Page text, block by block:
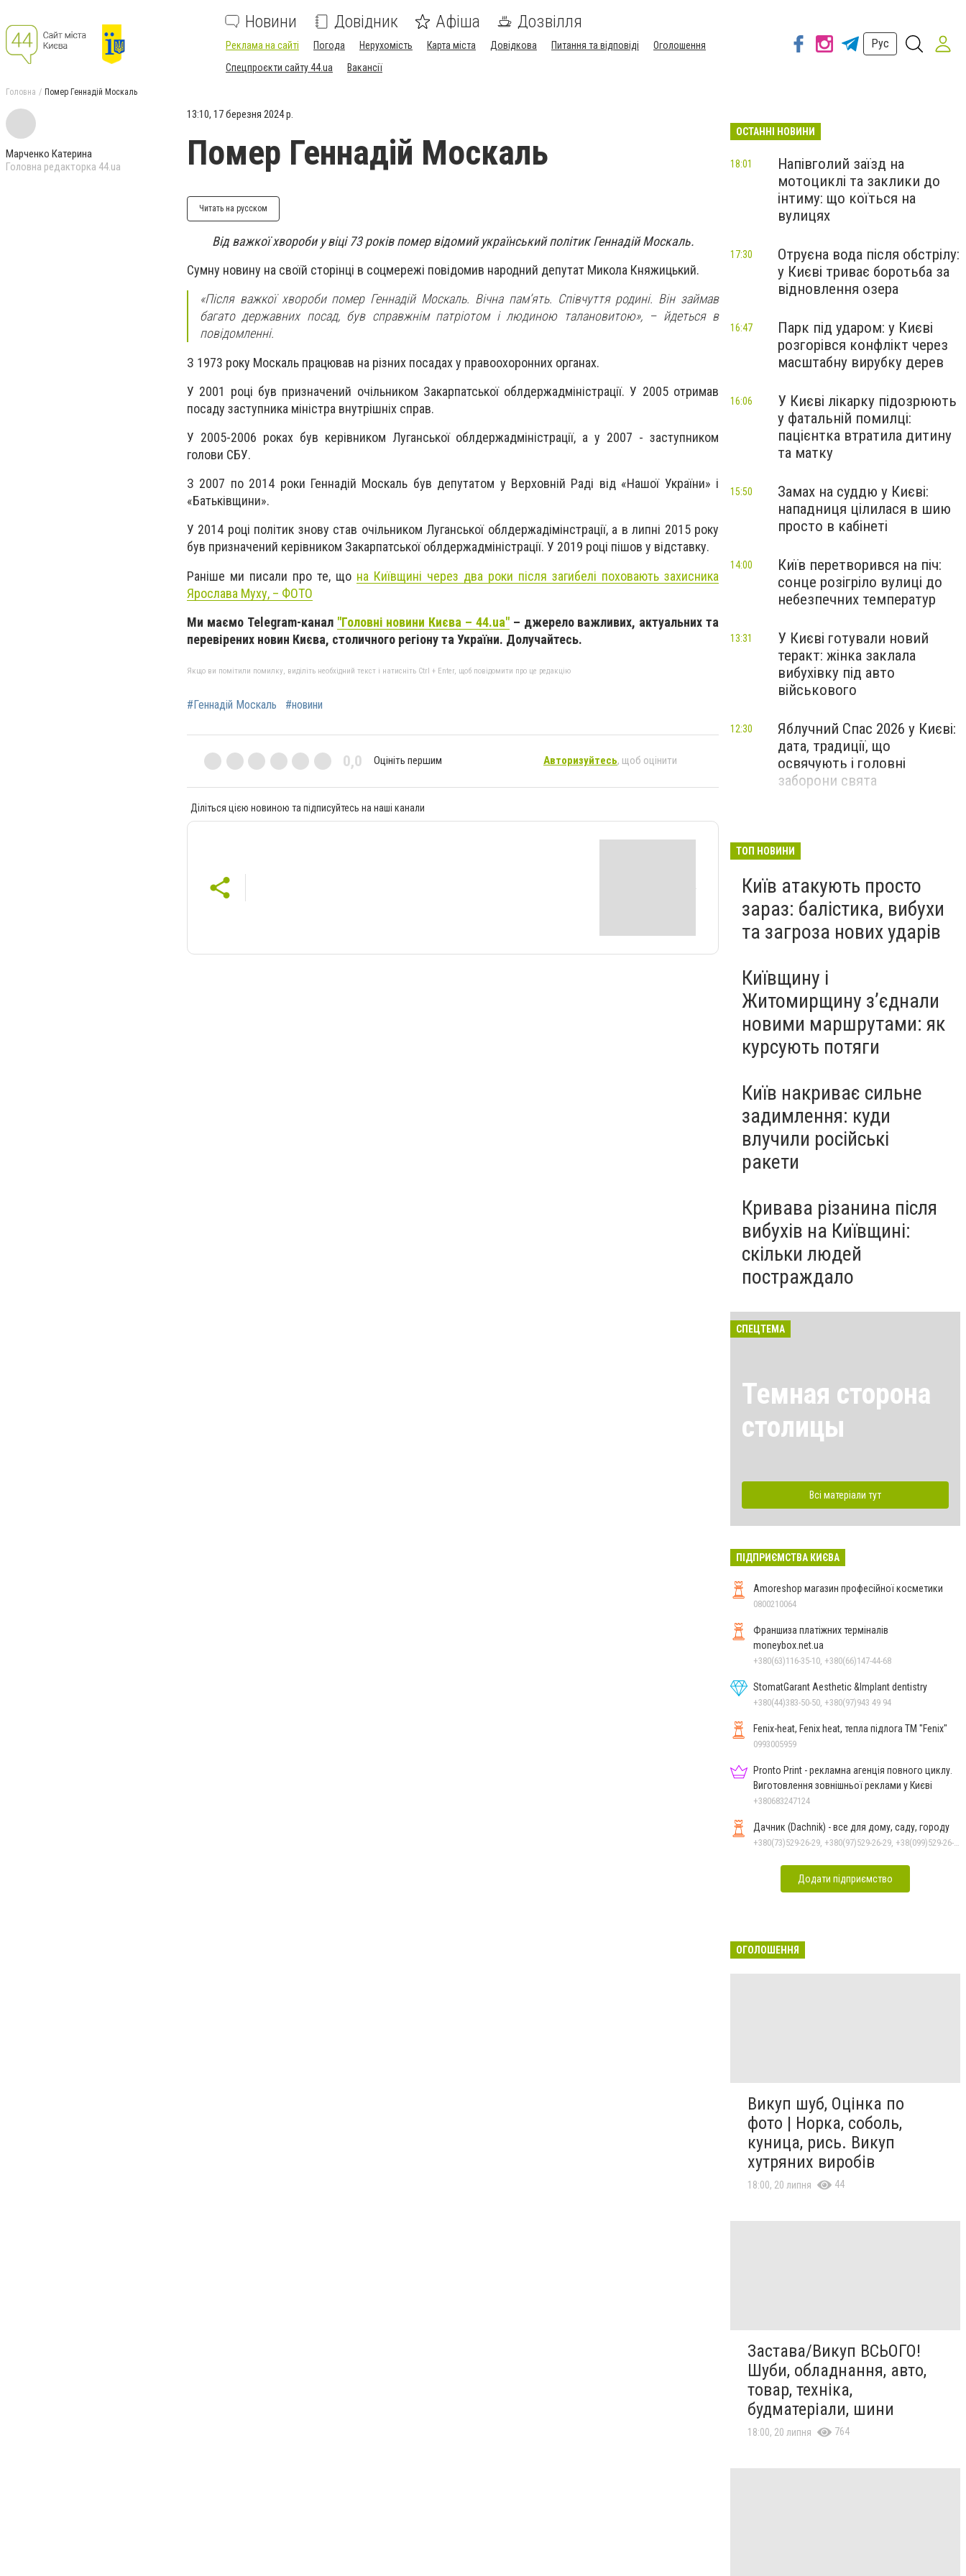
Новини Довідник Афіша Дозвілля
Реклама на сайті Погода Нерухомість Карта міста Довідкова Питання та відповіді
Оголошення
Спецпроєкти сайту 44.ua
Вакансії
Рус
Головна Помер Геннадій Москаль
Марченко Катерина
Головна редакторка 44.ua
13:10, 17 березня 2024 р.
Помер Геннадій Москаль
Читать на русском
Від важкої хвороби у віці 73 років помер відомий український політик Геннадій Москаль.
Сумну новину на своїй сторінці в соцмережі повідомив народний депутат Микола Княжицький.
«Після важкої хвороби помер Геннадій Москаль. Вічна памʼять. Співчуття родині. Він займав
багато державних посад, був справжнім патріотом і людиною талановитою», – йдеться в
повідомленні.
З 1973 року Москаль працював на різних посадах у правоохоронних органах.
У 2001 році був призначений очільником Закарпатської облдержадміністрації. У 2005 отримав
посаду заступника міністра внутрішніх справ.
У 2005-2006 роках був керівником Луганської облдержадміністрації, а у 2007 - заступником
голови СБУ.
З 2007 по 2014 роки Геннадій Москаль був депутатом у Верховній Раді від «Нашої України» і
«Батьківщини».
У 2014 році політик знову став очільником Луганської облдержадімінстрації, а в липні 2015 року
був призначений керівником Закарпатської облдержадміністрації. У 2019 році пішов у відставку.
Раніше ми писали про те, що на Київщині через два роки після загибелі поховають захисника
Ярослава Муху, – ФОТО
Ми маємо Telegram-канал "Головні новини Києва – 44.ua"– джерело важливих, актуальних та
перевірених новин Києва, столичного регіону та України. Долучайтесь.
Якщо ви помітили помилку, виділіть необхідний текст і натисніть Ctrl + Enter, щоб повідомити про це редакцію
#Геннадій Москаль #новини
0,0 Оцініть першим Авторизуйтесь, щоб оцінити
Діліться цією новиною та підписуйтесь на наші канали
ОСТАННІ НОВИНИ
Напівголий заїзд на
мотоциклі та заклики до
інтиму: що коїться на
вулицях
18:01
Отруєна вода після обстрілу:
у Києві триває боротьба за
відновлення озера
17:30
Парк під ударом: у Києві
розгорівся конфлікт через
масштабну вирубку дерев
16:47
У Києві лікарку підозрюють
у фатальній помилці:
пацієнтка втратила дитину
та матку
16:06
Замах на суддю у Києві:
нападниця цілилася в шию
просто в кабінеті
15:50
Київ перетворився на піч:
сонце розігріло вулиці до
небезпечних температур
14:00
У Києві готували новий
теракт: жінка заклала
вибухівку під авто
військового
13:31
Яблучний Спас 2026 у Києві:
дата, традиції, що
освячують і головні
заборони свята
12:30
ТОП НОВИНИ
Київ атакують просто
зараз: балістика, вибухи
та загроза нових ударів
Київщину і
Житомирщину з’єднали
новими маршрутами: як
курсують потяги
Київ накриває сильне
задимлення: куди
влучили російські
ракети
Кривава різанина після
вибухів на Київщині:
скільки людей
постраждало
СПЕЦТЕМА
Темная сторона
столицы
Всі матеріали тут
ПІДПРИЄМСТВА КИЄВА
Amoreshop магазин професійної косметики
0800210064
Франшиза платіжних терміналів
moneybox.net.ua
+380(63)116-35-10, +380(66)147-44-68
StomatGarant Aesthetic &Implant dentistry
+380(44)383-50-50, +380(97)943 49 94
Fenix-heat, Fenix heat, тепла підлога ТМ "Fenix"
0993005959
Pronto Print - рекламна агенція повного циклу.
Виготовлення зовнішньої реклами у Києві
+380683247124
Дачник (Dachnik) - все для дому, саду, городу
Додати підприємство
ОГОЛОШЕННЯ
Викуп шуб, Оцінка по
фото | Норка, соболь,
куница, рись. Викуп
хутряних виробів
18:00, 20 липня 44
Застава/Викуп ВСЬОГО!
Шуби, обладнання, авто,
товар, техніка,
будматеріали, шини
18:00, 20 липня 764